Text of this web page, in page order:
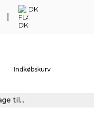
DK
Indkøbskurv
til...